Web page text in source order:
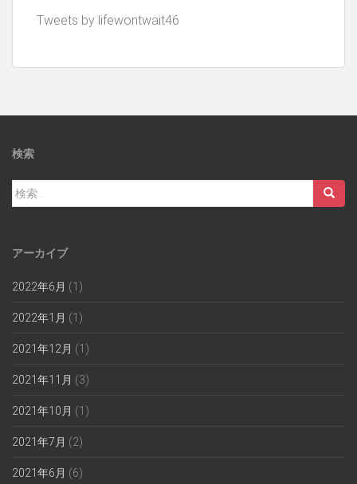
Tweets by lifewontwait46
検索
検
索:
アーカイブ
2022年6月 (1)
2022年1月 (1)
2021年12月 (1)
2021年11月 (3)
2021年10月 (1)
2021年7月 (2)
2021年6月 (6)